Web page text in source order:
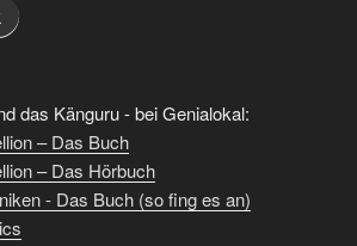
das Känguru - bei Genialokal:
– Das Buch
– Das Hörbuch
- Das Buch (so fing es an)